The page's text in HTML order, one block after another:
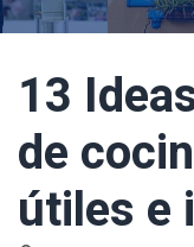
13
de
útiles e